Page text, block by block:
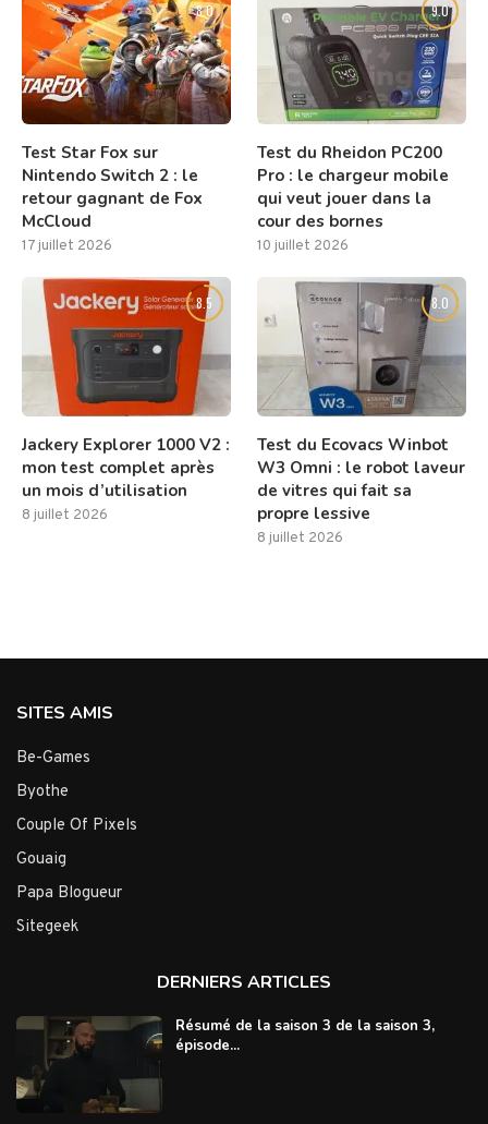
8.0
Test Star Fox sur
Nintendo Switch 2 : le
retour gagnant de Fox
McCloud
17 juillet 2026
9.0
Test du Rheidon PC200
Pro : le chargeur mobile
qui veut jouer dans la
cour des bornes
10 juillet 2026
8.5
Jackery Explorer 1000 V2 :
mon test complet après
un mois d’utilisation
8 juillet 2026
8.0
Test du Ecovacs Winbot
W3 Omni : le robot laveur
de vitres qui fait sa
propre lessive
8 juillet 2026
SITES AMIS
Be-Games
Byothe
Couple Of Pixels
Gouaig
Papa Blogueur
Sitegeek
DERNIERS ARTICLES
Résumé de la saison 3 de la saison 3,
épisode...